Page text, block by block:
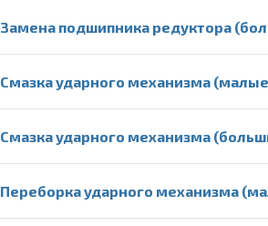
Замена подшипника редуктора
Смазка ударного механизма
Смазка ударного механизма
Переборка ударного механизма